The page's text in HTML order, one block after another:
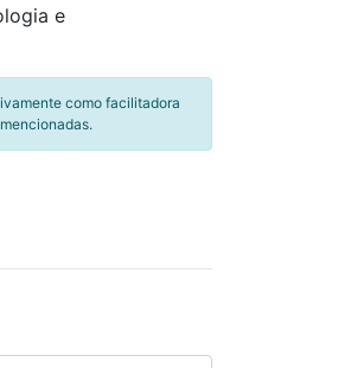
e
como facilitadora